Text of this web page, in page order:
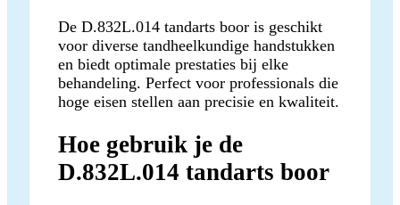
De D.832L.014 tandarts boor is geschikt
voor diverse tandheelkundige handstukken
en biedt optimale prestaties bij elke
behandeling. Perfect voor professionals die
hoge eisen stellen aan precisie en kwaliteit.
Hoe gebruik je de
D.832L.014 tandarts boor